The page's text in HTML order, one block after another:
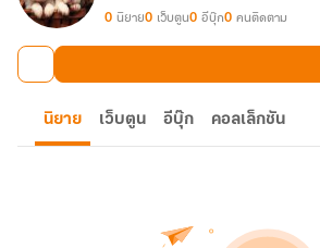
0 นิยาย0 เว็บตูน0 อีบุ๊ก0 คนติดตาม
นิยาย เว็บตูน อีบุ๊ก คอลเล็กชัน